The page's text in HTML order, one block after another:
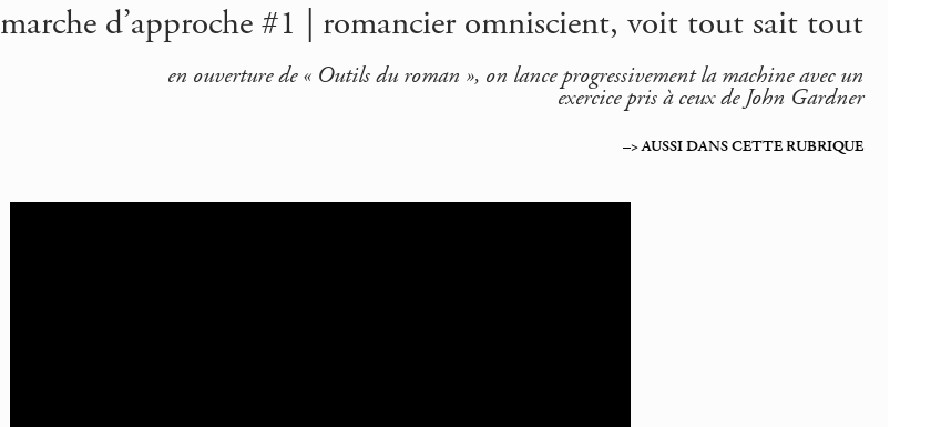
marche d’approche #1 | romancier omniscient, voit tout sait tout
en ouverture de « Outils du roman », on lance progressivement la machine avec un
exercice pris à ceux de John Gardner
–> AUSSI DANS CETTE RUBRIQUE